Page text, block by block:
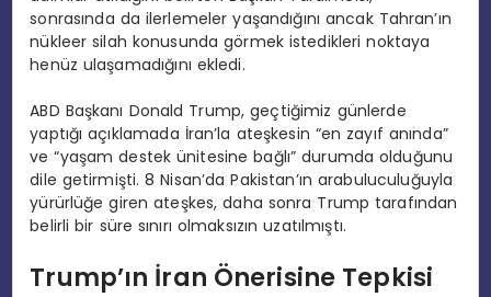
sonrasında da ilerlemeler yaşandığını ancak Tahran’ın
nükleer silah konusunda görmek istedikleri noktaya
henüz ulaşamadığını ekledi.
ABD Başkanı Donald Trump, geçtiğimiz günlerde
yaptığı açıklamada İran’la ateşkesin “en zayıf anında”
ve “yaşam destek ünitesine bağlı” durumda olduğunu
dile getirmişti. 8 Nisan’da Pakistan’ın arabuluculuğuyla
yürürlüğe giren ateşkes, daha sonra Trump tarafından
belirli bir süre sınırı olmaksızın uzatılmıştı.
Trump’ın İran Önerisine Tepkisi